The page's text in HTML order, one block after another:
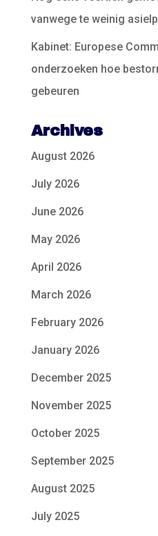
vanwege te weinig
Kabinet: Europese
onderzoeken hoe
gebeuren
Archives
August 2026
July 2026
June 2026
May 2026
April 2026
March 2026
February 2026
January 2026
December 2025
November 2025
October 2025
September 2025
August 2025
July 2025